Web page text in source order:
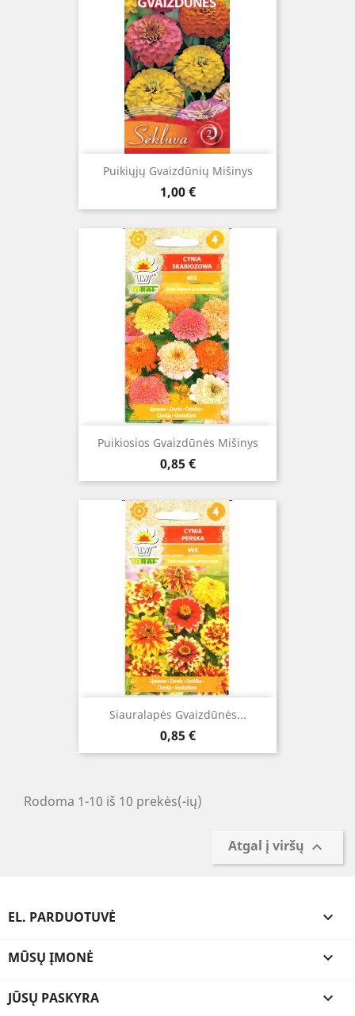
Puikiųjų Gvaizdūnių Mišinys
Kaina
1,00 €
Puikiosios Gvaizdūnės Mišinys
Kaina
0,85 €
Siauralapės Gvaizdūnės...
Kaina
0,85 €
Rodoma 1-10 iš 10 prekės(-ių)
Atgal į viršų 
EL. PARDUOTUVĖ 
MŪSŲ ĮMONĖ 
JŪSŲ PASKYRA 